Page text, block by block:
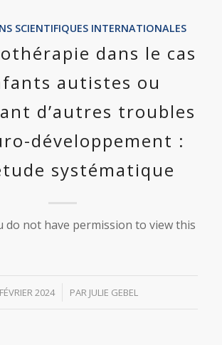
SCIENTIFIQUES INTERNATIONALES
dans le cas
autistes ou
d’autres troubles
développement :
systématique
do not have permission to view this
2024
/ PAR JULIE GEBEL